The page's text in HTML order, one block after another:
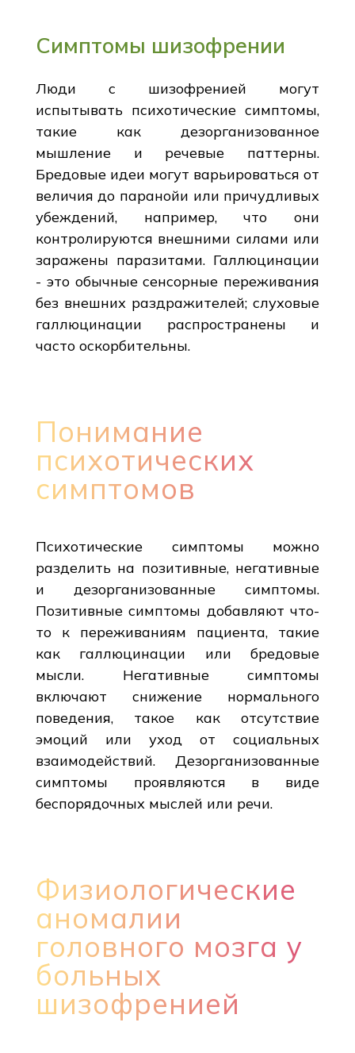
Симптомы шизофрении
Люди с шизофренией могут
испытывать психотические симптомы,
такие как дезорганизованное
мышление и речевые паттерны.
Бредовые идеи могут варьироваться от
величия до паранойи или причудливых
убеждений, например, что они
контролируются внешними силами или
заражены паразитами. Галлюцинации
- это обычные сенсорные переживания
без внешних раздражителей; слуховые
галлюцинации распространены и
часто оскорбительны.
Понимание
психотических
симптомов
Психотические симптомы можно
разделить на позитивные, негативные
и дезорганизованные симптомы.
Позитивные симптомы добавляют что-
то к переживаниям пациента, такие
как галлюцинации или бредовые
мысли. Негативные симптомы
включают снижение нормального
поведения, такое как отсутствие
эмоций или уход от социальных
взаимодействий. Дезорганизованные
симптомы проявляются в виде
беспорядочных мыслей или речи.
Физиологические
аномалии
головного мозга у
больных
шизофренией